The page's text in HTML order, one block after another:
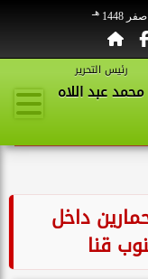
هـ
رئيس التحرير
محمد عبد اللاه
داخل
قنا